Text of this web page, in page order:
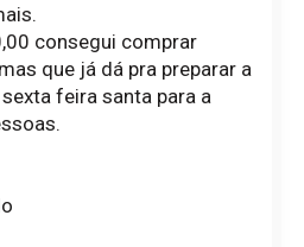
consegui comprar
que já dá pra preparar a
feira santa para a